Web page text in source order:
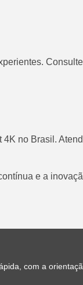
no Brasil.
e a
com a